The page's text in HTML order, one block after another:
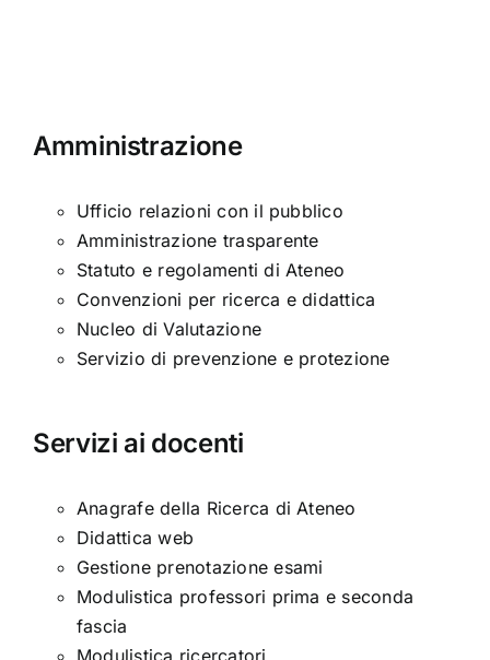
Amministrazione
Ufficio relazioni con il pubblico
Amministrazione trasparente
Statuto e regolamenti di Ateneo
Convenzioni per ricerca e didattica
Nucleo di Valutazione
Servizio di prevenzione e protezione
Servizi ai docenti
Anagrafe della Ricerca di Ateneo
Didattica web
Gestione prenotazione esami
Modulistica professori prima e seconda
fascia
Modulistica ricercatori